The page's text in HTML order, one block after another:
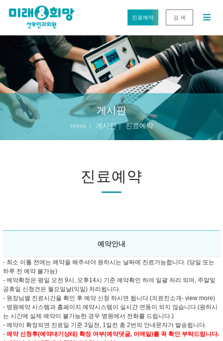
진료예약 검 색
게시판
Home 게시판 진료예약
진료예약
예약안내
- 최소 이틀 전에는 예약을 해주셔야 원하시는 날짜에 진료가능합니다. (당일 또는
하루 전 예약 불가능)
- 예약확정은 평일 오전 9시, 오후14시 기준 예약확인 하여 일괄 처리 되며, 주말및
공휴일 신청건은 월요일날(익일) 처리됩니다.
- 원장님별 진료시간을 확인 후 예약 신청 하시면 됩니다.(의료진소개- view more)
- 병원예약 시스템과 홈페이지 예약시스템이 실시간 연동이 되지 않습니다.(원하시
는 시간에 실제 예약이 불가능한 경우 병원에서 전화를 드립니다.)
- 예약이 확정되면 진료일 기준 3일전, 1일전 총 2번의 안내문자가 발송됩니다.
- 예약 신청후(예약대기상태) 확정 여부(예약댓글, 이메일)를 꼭 확인 부탁드립니다.